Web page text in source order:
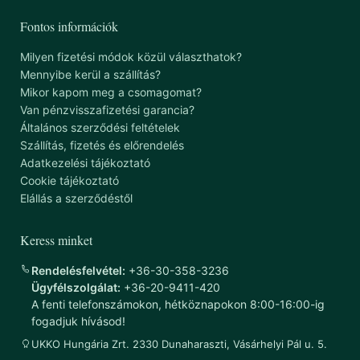
Fontos információk
Milyen fizetési módok közül választhatok?
Mennyibe kerül a szállítás?
Mikor kapom meg a csomagomat?
Van pénzvisszafizetési garancia?
Általános szerződési feltételek
Szállítás, fizetés és előrendelés
Adatkezelési tájékoztató
Cookie tájékoztató
Elállás a szerződéstől
Keress minket
Rendelésfelvétel: +36-30-358-3236
Ügyfélszolgálat: +36-20-9411-420
A fenti telefonszámokon, hétköznapokon 8:00-16:00-ig
fogadjuk hívásod!
UKKO Hungária Zrt. 2330 Dunaharaszti, Vásárhelyi Pál u. 5.